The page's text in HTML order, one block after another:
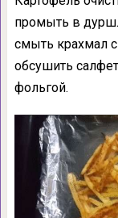
промыть в
смыть крахмал
обсушить
фольгой.